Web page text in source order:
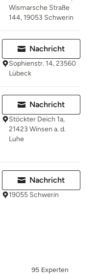
Wismarsche Straße
144, 19053 Schwerin
Nachricht
Sophienstr. 14, 23560
Lübeck
Nachricht
Stöckter Deich 1a,
21423 Winsen a. d.
Luhe
Nachricht
19055 Schwerin
95 Experten